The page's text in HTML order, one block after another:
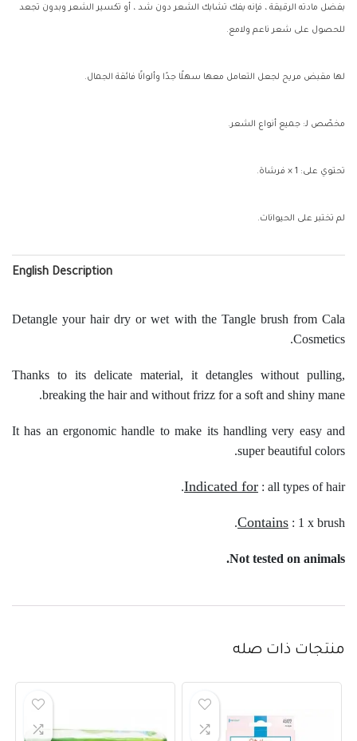
بفضل مادته الرقيقة ، فإنه يفك تشابك الشعر دون شد ، أو تكسير الشعر وبدون تجعد
للحصول على شعر ناعم ولامع.
لها مقبض مريح لجعل التعامل معها سهلًا جدًا وألوانًا فائقة الجمال.
مخصّص لـ: جميع أنواع الشعر.
تحتوي على: 1 × فرشاة.
لم تختبر على الحيوانات.
English Description
Detangle your hair dry or wet with the Tangle brush from Cala
Cosmetics.
Thanks to its delicate material, it detangles without pulling,
breaking the hair and without frizz for a soft and shiny mane.
It has an ergonomic handle to make its handling very easy and
super beautiful colors.
Indicated for : all types of hair.
Contains : 1 x brush.
Not tested on animals.
منتجات ذات صله